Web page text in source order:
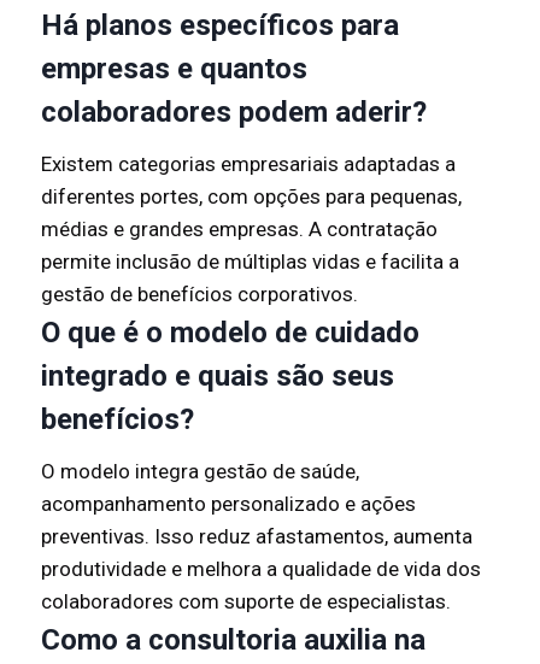
Há planos específicos para
empresas e quantos
colaboradores podem aderir?
Existem categorias empresariais adaptadas a
diferentes portes, com opções para pequenas,
médias e grandes empresas. A contratação
permite inclusão de múltiplas vidas e facilita a
gestão de benefícios corporativos.
O que é o modelo de cuidado
integrado e quais são seus
benefícios?
O modelo integra gestão de saúde,
acompanhamento personalizado e ações
preventivas. Isso reduz afastamentos, aumenta
produtividade e melhora a qualidade de vida dos
colaboradores com suporte de especialistas.
Como a consultoria auxilia na